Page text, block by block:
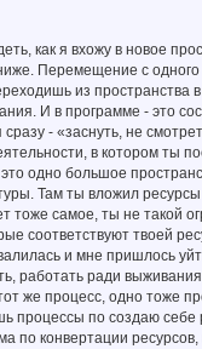
как я вхожу в новое
Перемещение с
из пространства
И в программе - это
- «заснуть, не
в котором ты
это одно большое
Там ты вложил
тоже самое, ты не такой
соответствуют твоей
и мне пришлось
работать ради
же процесс, одно тоже
процессы по создаю
по конвертации